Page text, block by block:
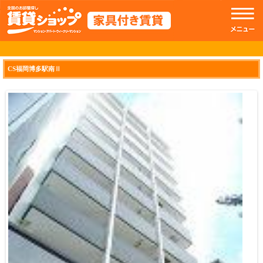
//トップのスライドショー
CS福岡博多駅南Ⅱ